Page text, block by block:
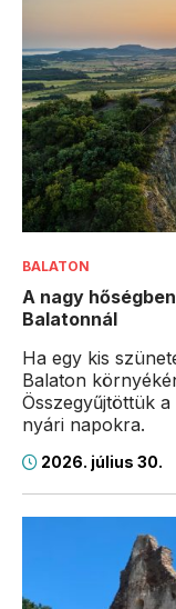
BALATON
A nagy
Balatonnál
Ha egy kis
Balaton
Összegyűjtöttük
nyári napokra.
2026. július 30.